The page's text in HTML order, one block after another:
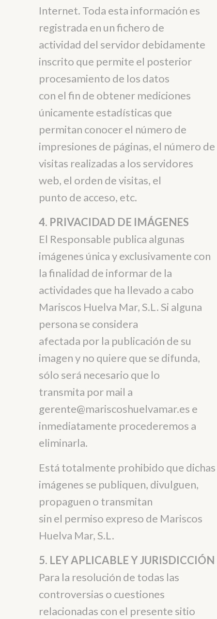
Internet. Toda esta información es
registrada en un fichero de
actividad del servidor debidamente
inscrito que permite el posterior
procesamiento de los datos
con el fin de obtener mediciones
únicamente estadísticas que
permitan conocer el número de
impresiones de páginas, el número de
visitas realizadas a los servidores
web, el orden de visitas, el
punto de acceso, etc.
4. PRIVACIDAD DE IMÁGENES
El Responsable publica algunas
imágenes única y exclusivamente con
la finalidad de informar de la
actividades que ha llevado a cabo
Mariscos Huelva Mar, S.L. Si alguna
persona se considera
afectada por la publicación de su
imagen y no quiere que se difunda,
sólo será necesario que lo
transmita por mail a
gerente@mariscoshuelvamar.es e
inmediatamente procederemos a
eliminarla.
Está totalmente prohibido que dichas
imágenes se publiquen, divulguen,
propaguen o transmitan
sin el permiso expreso de Mariscos
Huelva Mar, S.L.
5. LEY APLICABLE Y JURISDICCIÓN
Para la resolución de todas las
controversias o cuestiones
relacionadas con el presente sitio